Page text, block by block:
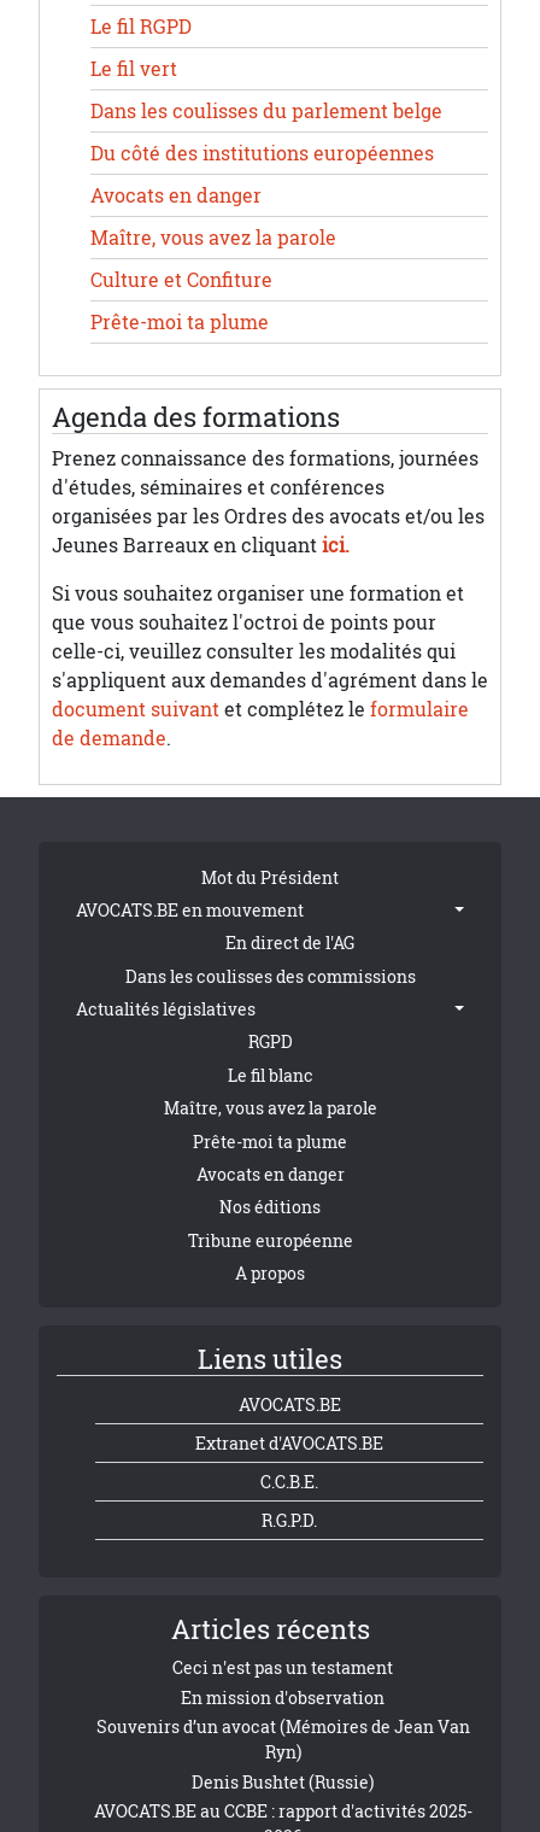
Le fil RGPD
Le fil vert
Dans les coulisses du parlement belge
Du côté des institutions européennes
Avocats en danger
Maître, vous avez la parole
Culture et Confiture
Prête-moi ta plume
Agenda des formations
Prenez connaissance des formations, journées
d'études, séminaires et conférences
organisées par les Ordres des avocats et/ou les
Jeunes Barreaux en cliquantici.
Si vous souhaitez organiser une formation et
que vous souhaitez l'octroi de points pour
celle-ci, veuillez consulter les modalités qui
s'appliquent aux demandes d'agrément dans le
document suivantet complétez le formulaire
de demande.
Tribune FooterMot du Président
AVOCATS.BE en mouvement
En direct de l'AG
Dans les coulisses des commissions
Actualités législatives
RGPD
Le fil blanc
Maître, vous avez la parole
Prête-moi ta plume
Avocats en danger
Nos éditions
Tribune européenne
A propos
Liens utiles
AVOCATS.BE
Extranet d'AVOCATS.BE
C.C.B.E.
R.G.P.D.
Articles récents
Ceci n'est pas un testament
En mission d'observation
Souvenirs d’un avocat (Mémoires de Jean Van
Ryn)
Denis Bushtet (Russie)
AVOCATS.BE au CCBE : rapport d'activités 2025-